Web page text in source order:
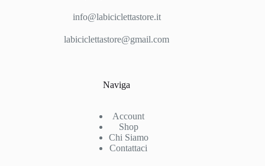
info@labiciclettastore.it
labiciclettastore@gmail.com
Naviga
Account
Shop
Chi Siamo
Contattaci